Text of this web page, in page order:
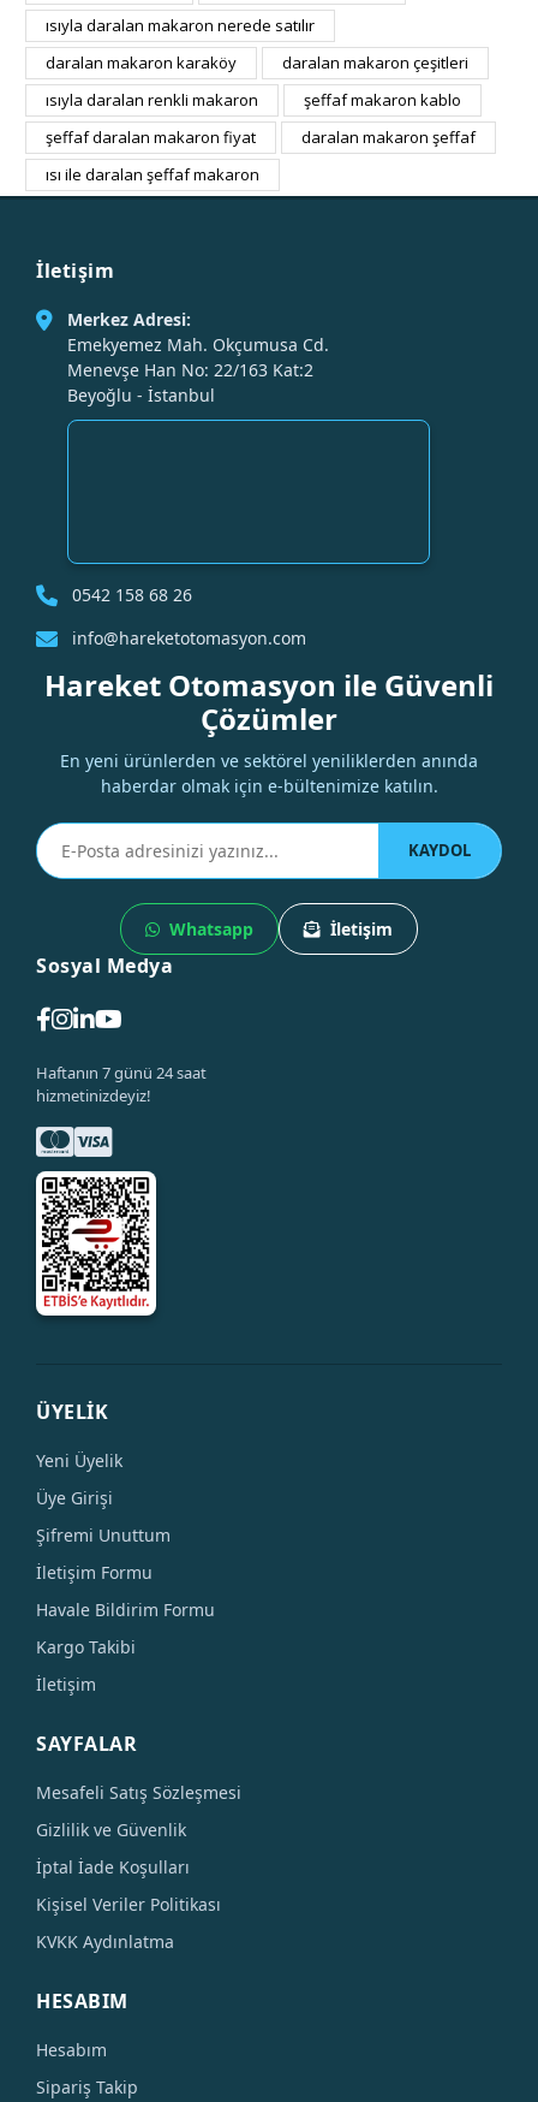
ısıyla daralan makaron nerede satılır
daralan makaron karaköy
daralan makaron çeşitleri
ısıyla daralan renkli makaron
şeffaf makaron kablo
şeffaf daralan makaron fiyat
daralan makaron şeffaf
ısı ile daralan şeffaf makaron
İletişim
Merkez Adresi:
Emekyemez Mah. Okçumusa Cd.
Menevşe Han No: 22/163 Kat:2
Beyoğlu - İstanbul
0542 158 68 26
info@hareketotomasyon.com
Hareket Otomasyon ile Güvenli
Çözümler
En yeni ürünlerden ve sektörel yeniliklerden anında
haberdar olmak için e-bültenimize katılın.
KAYDOL
Whatsapp İletişim
Sosyal Medya
Haftanın 7 günü 24 saat
hizmetinizdeyiz!
ÜYELİK
Yeni Üyelik
Üye Girişi
Şifremi Unuttum
İletişim Formu
Havale Bildirim Formu
Kargo Takibi
İletişim
SAYFALAR
Mesafeli Satış Sözleşmesi
Gizlilik ve Güvenlik
İptal İade Koşulları
Kişisel Veriler Politikası
KVKK Aydınlatma
HESABIM
Hesabım
Sipariş Takip